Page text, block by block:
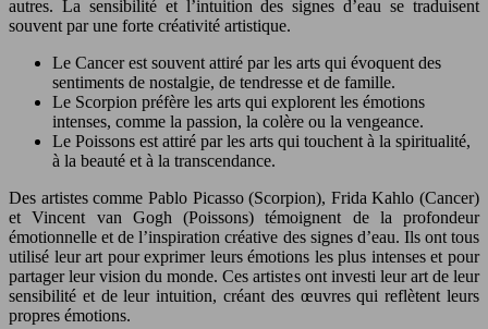
autres. La sensibilité et l’intuition des signes d’eau se traduisent
souvent par une forte créativité artistique.
Le Cancer est souvent attiré par les arts qui évoquent des
sentiments de nostalgie, de tendresse et de famille.
Le Scorpion préfère les arts qui explorent les émotions
intenses, comme la passion, la colère ou la vengeance.
Le Poissons est attiré par les arts qui touchent à la spiritualité,
à la beauté et à la transcendance.
Des artistes comme Pablo Picasso (Scorpion), Frida Kahlo (Cancer)
et Vincent van Gogh (Poissons) témoignent de la profondeur
émotionnelle et de l’inspiration créative des signes d’eau. Ils ont tous
utilisé leur art pour exprimer leurs émotions les plus intenses et pour
partager leur vision du monde. Ces artistes ont investi leur art de leur
sensibilité et de leur intuition, créant des œuvres qui reflètent leurs
propres émotions.